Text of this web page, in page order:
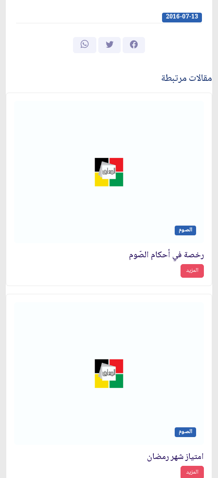
2016-07-13
مقالات مرتبطة
الصوم
رخصة في أحكام الصّوم
المزيد
الصوم
امتياز شهر رمضان
المزيد